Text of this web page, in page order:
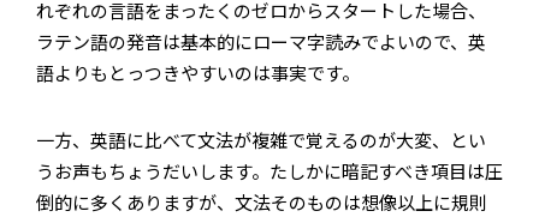
れぞれの言語をまったくのゼロからスタートした場合、
ラテン語の発音は基本的にローマ字読みでよいので、英
語よりもとっつきやすいのは事実です。
一方、英語に比べて文法が複雑で覚えるのが大変、とい
うお声もちょうだいします。たしかに暗記すべき項目は圧
倒的に多くありますが、文法そのものは想像以上に規則